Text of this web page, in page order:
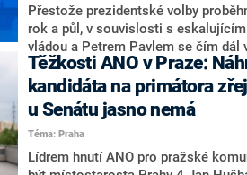
adresu vlády prý byla ještě hodná.
vrátila k volební porážce koalice
hnutí Naše Česko Martina Kuby.
Přestože prezidentské volby
rok a půl, v souvislosti s
vládou a Petrem Pavlem se čím dál
tom, koho by do bitvy o Hrad mohla
koalice. Někteří političtí
jméno premiéra Andreje Babiše
pravděpodobné, že se v
bude znovu opakovat souboj z roku
Těžkosti ANO v Praze:
kandidáta na primátora
u Senátu jasno nemá
Téma: Praha
Lídrem hnutí ANO pro pražské